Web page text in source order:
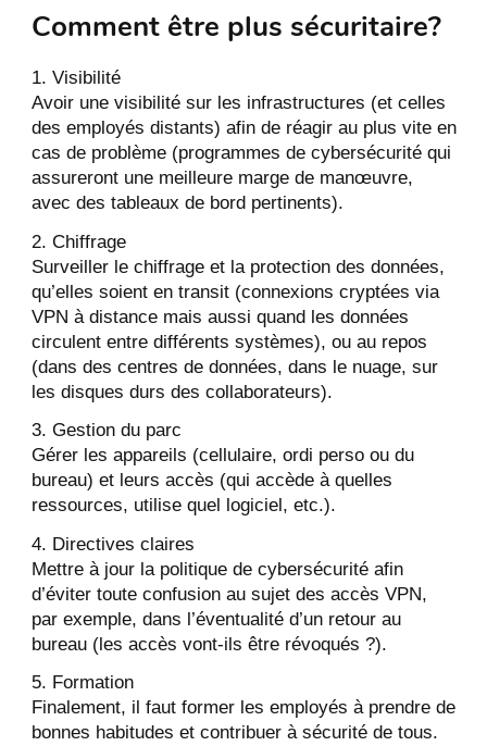
Comment être plus sécuritaire?
Visibilité
Avoir une visibilité sur les infrastructures (et celles
des employés distants) afin de réagir au plus vite en
cas de problème (programmes de cybersécurité qui
assureront une meilleure marge de manœuvre,
avec des tableaux de bord pertinents).
Chiffrage
Surveiller le chiffrage et la protection des données,
qu’elles soient en transit (connexions cryptées via
VPN à distance mais aussi quand les données
circulent entre différents systèmes), ou au repos
(dans des centres de données, dans le nuage, sur
les disques durs des collaborateurs).
Gestion du parc
Gérer les appareils (cellulaire, ordi perso ou du
bureau) et leurs accès (qui accède à quelles
ressources, utilise quel logiciel, etc.).
Directives claires
Mettre à jour la politique de cybersécurité afin
d’éviter toute confusion au sujet des accès VPN,
par exemple, dans l’éventualité d’un retour au
bureau (les accès vont-ils être révoqués ?).
Formation
Finalement, il faut former les employés à prendre de
bonnes habitudes et contribuer à sécurité de tous.